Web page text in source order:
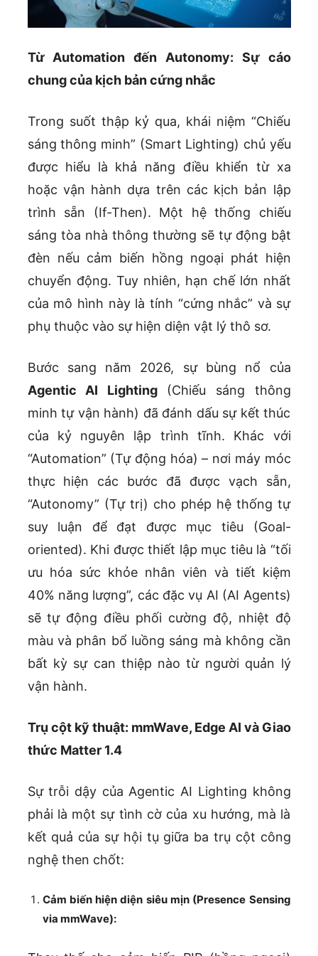
Từ Automation đến Autonomy: Sự cáo
chung của kịch bản cứng nhắc
Trong suốt thập kỷ qua, khái niệm “Chiếu
sáng thông minh” (Smart Lighting) chủ yếu
được hiểu là khả năng điều khiển từ xa
hoặc vận hành dựa trên các kịch bản lập
trình sẵn (If-Then). Một hệ thống chiếu
sáng tòa nhà thông thường sẽ tự động bật
đèn nếu cảm biến hồng ngoại phát hiện
chuyển động. Tuy nhiên, hạn chế lớn nhất
của mô hình này là tính “cứng nhắc” và sự
phụ thuộc vào sự hiện diện vật lý thô sơ.
Bước sang năm 2026, sự bùng nổ của
Agentic AI Lighting(Chiếu sáng thông
minh tự vận hành) đã đánh dấu sự kết thúc
của kỷ nguyên lập trình tĩnh. Khác với
“Automation” (Tự động hóa) – nơi máy móc
thực hiện các bước đã được vạch sẵn,
“Autonomy” (Tự trị) cho phép hệ thống tự
suy luận để đạt được mục tiêu (Goal-
oriented). Khi được thiết lập mục tiêu là “tối
ưu hóa sức khỏe nhân viên và tiết kiệm
40% năng lượng”, các đặc vụ AI (AI Agents)
sẽ tự động điều phối cường độ, nhiệt độ
màu và phân bổ luồng sáng mà không cần
bất kỳ sự can thiệp nào từ người quản lý
vận hành.
Trụ cột kỹ thuật: mmWave, Edge AI và Giao
thức Matter 1.4
Sự trỗi dậy của Agentic AI Lighting không
phải là một sự tình cờ của xu hướng, mà là
kết quả của sự hội tụ giữa ba trụ cột công
nghệ then chốt:
Cảm biến hiện diện siêu mịn (Presence Sensing
via mmWave):